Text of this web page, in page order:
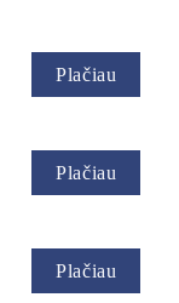
Plačiau
Plačiau
Plačiau